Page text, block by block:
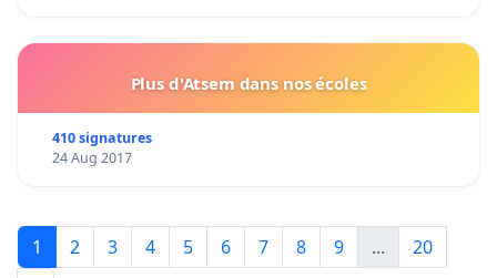
Plus d'Atsem dans nos écoles
410 signatures
24 Aug 2017
1 2 3 4 5 6 7 8 9 ...
20